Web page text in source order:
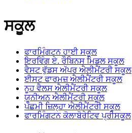
ਸਕੂਲ
ਫਾਰਮਿੰਗਟਨ ਹਾਈ ਸਕੂਲ
ਇਰਵਿੰਗ ਏ. ਰੌਬਿਨਸ ਮਿਡਲ ਸਕੂਲ
ਵੈਸਟ ਵੁੱਡਸ ਅੱਪਰ ਐਲੀਮੈਂਟਰੀ ਸਕੂਲ
ਈਸਟ ਫਾਰਮਜ਼ ਐਲੀਮੈਂਟਰੀ ਸਕੂਲ
ਨੂਹ ਵੈਲਸ ਐਲੀਮੈਂਟਰੀ ਸਕੂਲ
ਯੂਨੀਅਨ ਐਲੀਮੈਂਟਰੀ ਸਕੂਲ
ਪੱਛਮੀ ਜ਼ਿਲ੍ਹਾ ਐਲੀਮੈਂਟਰੀ ਸਕੂਲ
ਫਾਰਮਿੰਗਟਨ ਕੋਲਾਬੋਰੇਟਿਵ ਪ੍ਰੀਸਕੂਲ